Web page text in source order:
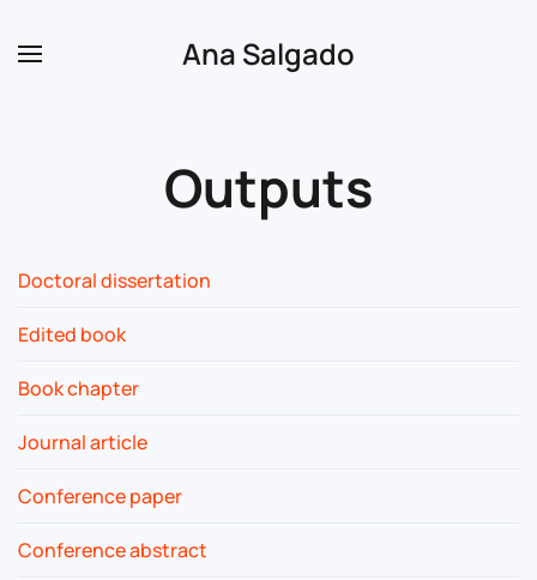
Skip to main contentAna Salgado
Outputs
Doctoral dissertation
Edited book
Book chapter
Journal article
Conference paper
Conference abstract